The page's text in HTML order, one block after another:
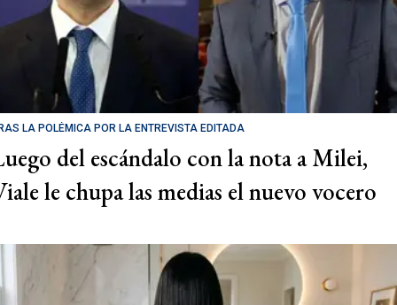
LA POLÉMICA POR LA ENTREVISTA EDITADA
del escándalo con la nota a Milei,
le chupa las medias el nuevo vocero